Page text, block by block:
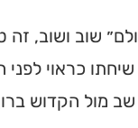
שוב ושוב, זה
כראוי לפני
מול הקדוש